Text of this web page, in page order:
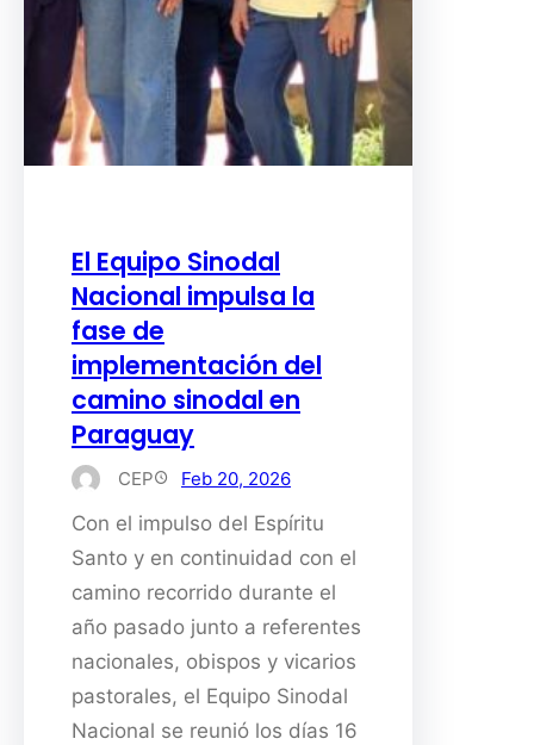
El Equipo Sinodal
Nacional impulsa la
fase de
implementación del
camino sinodal en
Paraguay
CEP Feb 20, 2026
Con el impulso del Espíritu
Santo y en continuidad con el
camino recorrido durante el
año pasado junto a referentes
nacionales, obispos y vicarios
pastorales, el Equipo Sinodal
Nacional se reunió los días 16